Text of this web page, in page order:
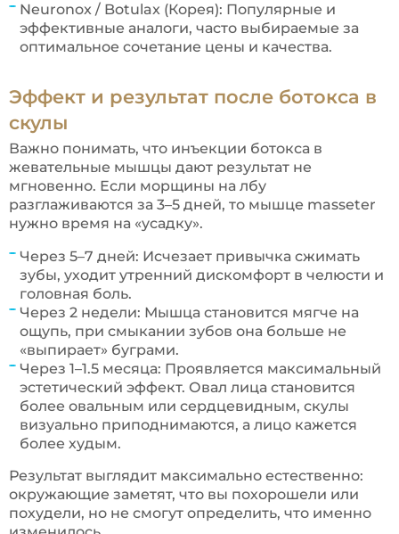
Neuronox / Botulax (Корея): Популярные и
эффективные аналоги, часто выбираемые за
оптимальное сочетание цены и качества.
Эффект и результат после ботокса в
скулы
Важно понимать, что инъекции ботокса в
жевательные мышцы дают результат не
мгновенно. Если морщины на лбу
разглаживаются за 3–5 дней, то мышце masseter
нужно время на «усадку».
Через 5–7 дней: Исчезает привычка сжимать
зубы, уходит утренний дискомфорт в челюсти и
головная боль.
Через 2 недели: Мышца становится мягче на
ощупь, при смыкании зубов она больше не
«выпирает» буграми.
Через 1–1.5 месяца: Проявляется максимальный
эстетический эффект. Овал лица становится
более овальным или сердцевидным, скулы
визуально приподнимаются, а лицо кажется
более худым.
Результат выглядит максимально естественно:
окружающие заметят, что вы похорошели или
похудели, но не смогут определить, что именно